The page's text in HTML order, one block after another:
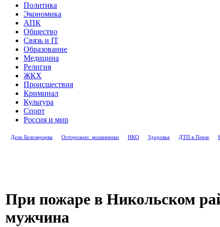
Политика
Экономика
АПК
Общество
Связь и IT
Образование
Медицина
Религия
ЖКХ
Происшествия
Криминал
Культура
Спорт
Россия и мир
Дело Белозерцева Осторожно: мошенники НКО Здоровье ДТП в Пензе
При пожаре в Никольском
мужчина